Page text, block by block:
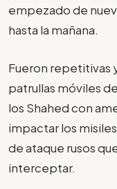
empezado de
hasta la mañana.
Fueron repetitivas
patrullas móviles
los Shahed con
impactar los
de ataque rusos
interceptar.